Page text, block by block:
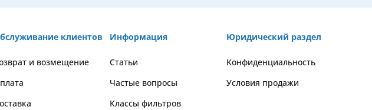
клиентов
и возмещение
Информация
Статьи
Частые вопросы
Классы фильтров
Юридический раздел
Kонфиденциальность
Условия продажи